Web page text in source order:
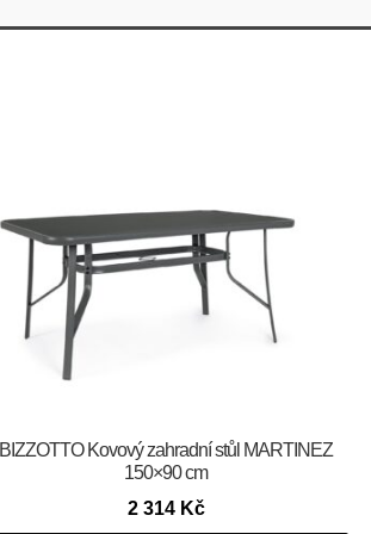
BIZZOTTO Kovový zahradní stůl MARTINEZ
150×90 cm
2 314 Kč